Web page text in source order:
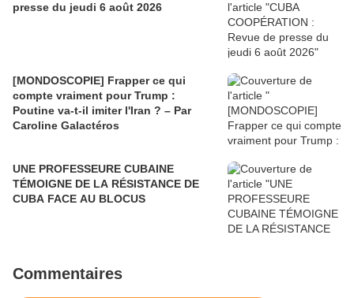
presse du jeudi 6 août 2026
[MONDOSCOPIE] Frapper ce qui
compte vraiment pour Trump :
Poutine va-t-il imiter l'Iran ? – Par
Caroline Galactéros
UNE PROFESSEURE CUBAINE
TÉMOIGNE DE LA RÉSISTANCE DE
CUBA FACE AU BLOCUS
Commentaires